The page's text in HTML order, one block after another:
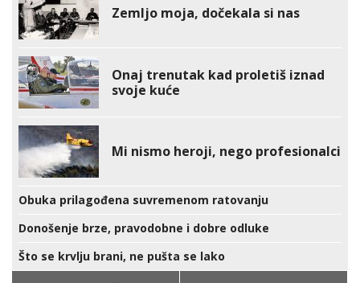
Zemljo moja, dočekala si nas
Onaj trenutak kad proletiš iznad
svoje kuće
Mi nismo heroji, nego profesionalci
Obuka prilagođena suvremenom ratovanju
Donošenje brze, pravodobne i dobre odluke
Što se krvlju brani, ne pušta se lako